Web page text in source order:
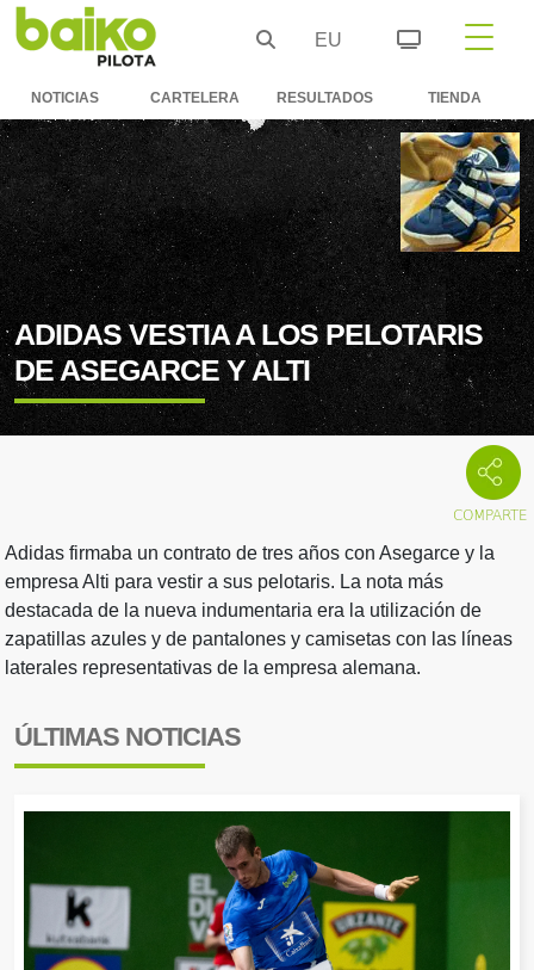
EU
NOTICIAS CARTELERA RESULTADOS TIENDA
ADIDAS VESTIA A LOS PELOTARIS
DE ASEGARCE Y ALTI
Adidas firmaba un contrato de tres años con Asegarce y la
empresa Alti para vestir a sus pelotaris. La nota más
destacada de la nueva indumentaria era la utilización de
zapatillas azules y de pantalones y camisetas con las líneas
laterales representativas de la empresa alemana.
ÚLTIMAS NOTICIAS